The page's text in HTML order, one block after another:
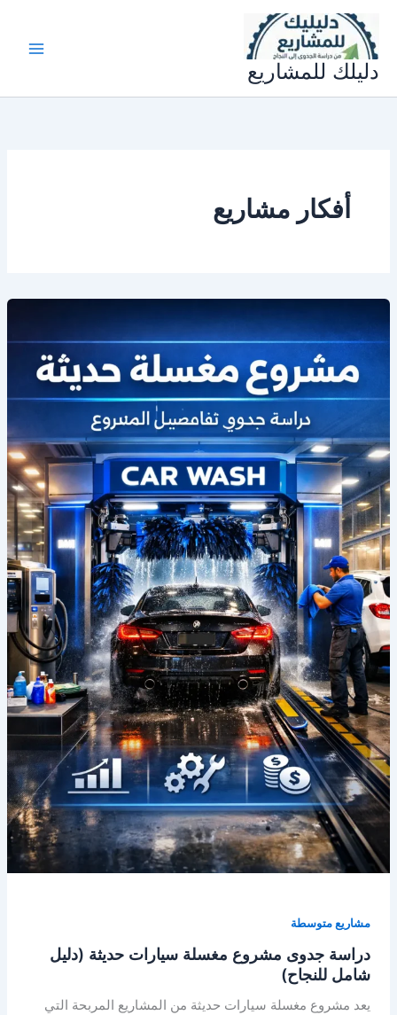
المحتوى
دليلك للمشاريع
أفكار مشاريع
مشاريع متوسطة
دراسة جدوى مشروع مغسلة سيارات حديثة (دليل
شامل للنجاح)
يعد مشروع مغسلة سيارات حديثة من المشاريع المربحة التي